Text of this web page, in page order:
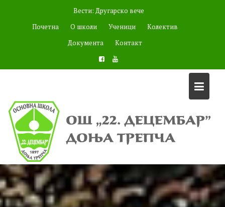
Вести: Другарско вече
Почетна
О школи Ученици
Колектив
Документа
Контакт